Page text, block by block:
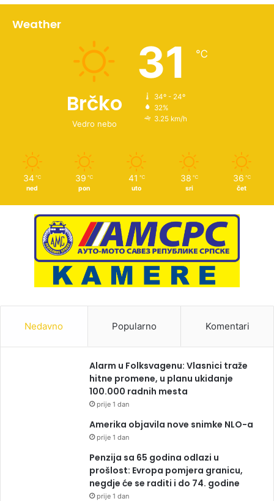
Weather
Brčko
Vedro nebo
31 ℃
34º - 24º
32%
3.25 km/h
34 ℃
ned
39 ℃
pon
41 ℃
uto
38 ℃
sri
36 ℃
čet
Nedavno Popularno Komentari
Alarm u Folksvagenu: Vlasnici traže
hitne promene, u planu ukidanje
100.000 radnih mesta
prije 1 dan
Amerika objavila nove snimke NLO-a
prije 1 dan
Penzija sa 65 godina odlazi u
prošlost: Evropa pomjera granicu,
negdje će se raditi i do 74. godine
prije 1 dan